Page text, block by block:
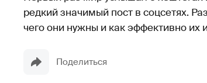
редкий значимый пост в соцсетях.
чего они нужны и как эффективно их
Поделиться